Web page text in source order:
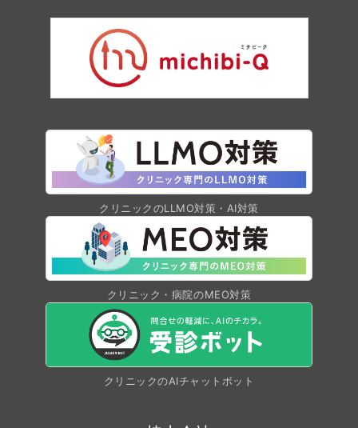
クリニックのLLMO対策・AI対策
クリニック・病院のMEO対策
クリニックのAIチャットボット